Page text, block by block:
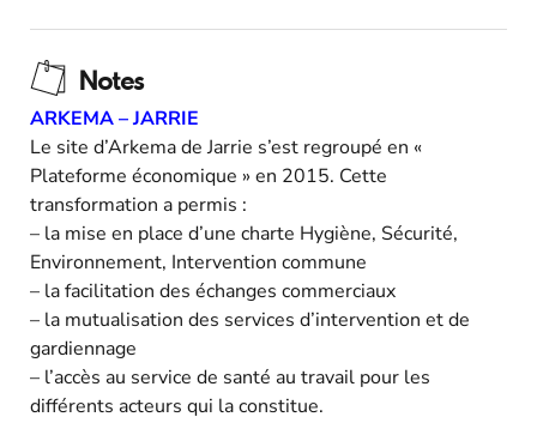
Notes
ARKEMA – JARRIE
Le site d’Arkema de Jarrie s’est regroupé en «
Plateforme économique » en 2015. Cette
transformation a permis :
– la mise en place d’une charte Hygiène, Sécurité,
Environnement, Intervention commune
– la facilitation des échanges commerciaux
– la mutualisation des services d’intervention et de
gardiennage
– l’accès au service de santé au travail pour les
différents acteurs qui la constitue.